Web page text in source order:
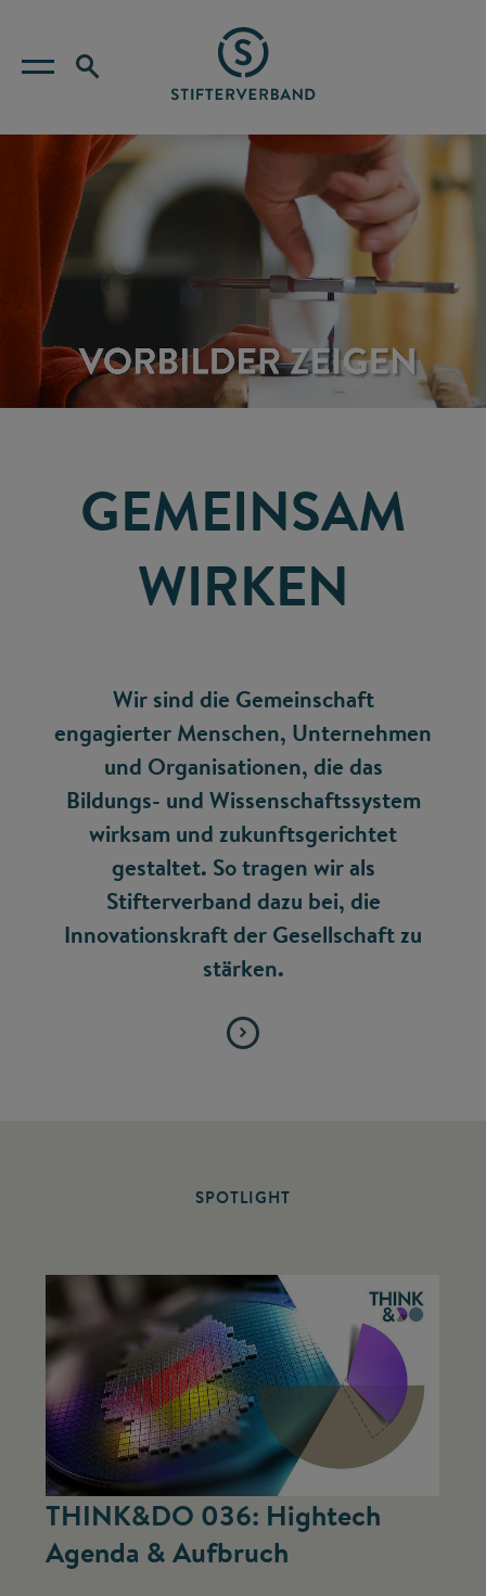
GEMEINSAM
WIRKEN
Wir sind die Gemeinschaft
engagierter Menschen, Unternehmen
und Organisationen, die das
Bildungs- und Wissenschaftssystem
wirksam und zukunftsgerichtet
gestaltet. So tragen wir als
Stifterverband dazu bei, die
Innovationskraft der Gesellschaft zu
stärken.
SPOTLIGHT
THINK&DO 036: Hightech
Agenda & Aufbruch